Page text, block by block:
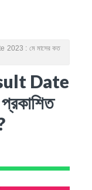
: মে মাসের কত
Date